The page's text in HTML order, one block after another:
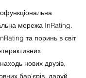
мережа InRating.
та поринь в світ
нових друзів,
бар'єрів, даруй